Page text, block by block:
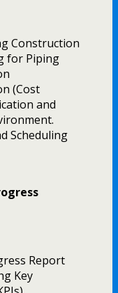
Construction
for Piping
(Cost
and
Scheduling
Report
Key